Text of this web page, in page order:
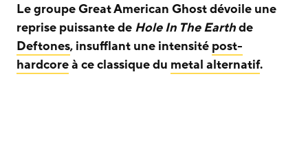
Le groupe Great American Ghost dévoile une
reprise puissante de Hole In The Earthde
Deftones, insufflant une intensité post-
hardcoreà ce classique du metal alternatif.